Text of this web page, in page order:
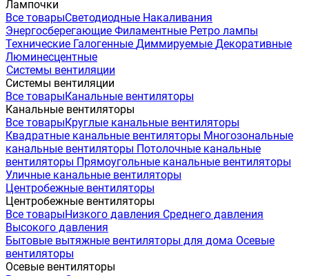
Лампочки
Все товарыСветодиодные Накаливания
Энергосберегающие Филаментные Ретро лампы
Технические Галогенные Диммируемые Декоративные
Люминесцентные
Системы вентиляции
Системы вентиляции
Все товарыКанальные вентиляторы
Канальные вентиляторы
Все товарыКруглые канальные вентиляторы
Квадратные канальные вентиляторы Многозональные
канальные вентиляторы Потолочные канальные
вентиляторы Прямоугольные канальные вентиляторы
Уличные канальные вентиляторы
Центробежные вентиляторы
Центробежные вентиляторы
Все товарыНизкого давления Среднего давления
Высокого давления
Бытовые вытяжные вентиляторы для дома Осевые
вентиляторы
Осевые вентиляторы